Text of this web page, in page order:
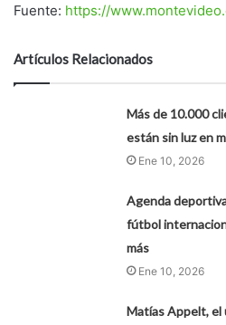
Fuente: https://
Artículos Relacionados
Más de 10.000
están sin luz en
Ene 10, 2026
Agenda
fútbol
más
Ene 10, 2026
Matías Appelt, el